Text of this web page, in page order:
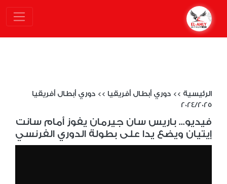
الرئيسية >> دوري أبطال أفريقيا >> دوري أبطال أفريقيا
2024/2025
فيديو... باريس سان جيرمان يفوز أمام سانت
إيتيان ويضع يدا على بطولة الدوري الفرنسي